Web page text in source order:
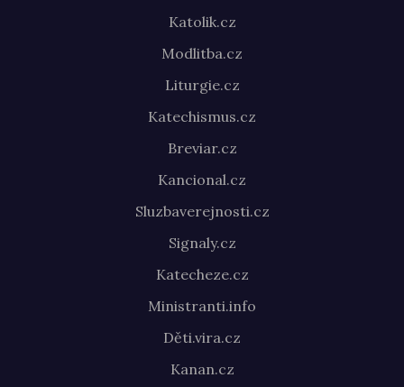
Katolik.cz
Modlitba.cz
Liturgie.cz
Katechismus.cz
Breviar.cz
Kancional.cz
Sluzbaverejnosti.cz
Signaly.cz
Katecheze.cz
Ministranti.info
Děti.vira.cz
Kanan.cz